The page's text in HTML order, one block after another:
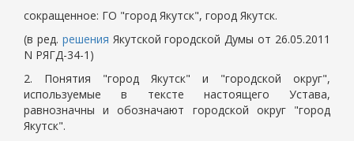
сокращенное: ГО "город Якутск", город Якутск.
(в ред. решения Якутской городской Думы от 26.05.2011
N РЯГД-34-1)
2. Понятия "город Якутск" и "городской округ",
используемые в тексте настоящего Устава,
равнозначны и обозначают городской округ "город
Якутск".